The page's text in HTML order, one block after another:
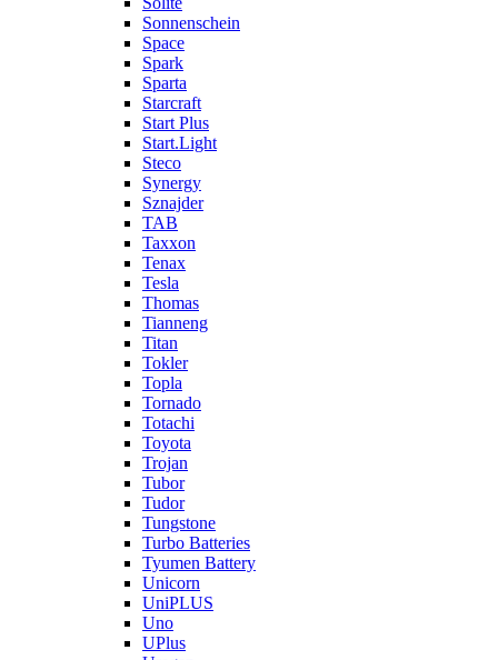
Sonnenschein
Space
Spark
Sparta
Starcraft
Start Plus
Start.Light
Steco
Synergy
Sznajder
TAB
Taxxon
Tenax
Tesla
Thomas
Tianneng
Titan
Tokler
Topla
Tornado
Totachi
Toyota
Trojan
Tubor
Tudor
Tungstone
Turbo Batteries
Tyumen Battery
Unicorn
UniPLUS
Uno
UPlus